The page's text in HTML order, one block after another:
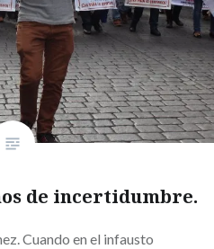
de incertidumbre.
Cuando en el infausto